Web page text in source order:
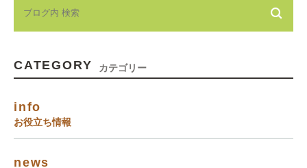
CATEGORY カテゴリー
info
お役立ち情報
news